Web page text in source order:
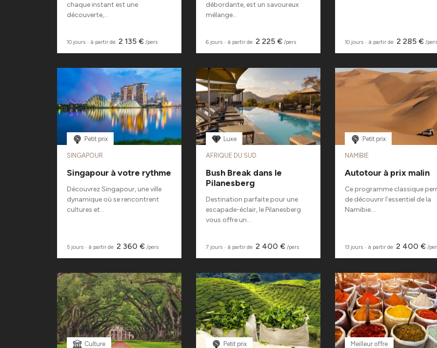
chaque instant est une
découverte,...
10 jours ‧ à partir de 2 135 € /pers
débordante, est un savoureux
mélange...
6 jours ‧ à partir de 2 225 € /pers 10 jours ‧ à partir de 2 285 € /
Petit prix
SINGAPOUR
Singapour à votre rythme
Découvrez Singapour, une ville
dynamique où se rencontrent
cultures et...
5 jours ‧ à partir de 2 360 € /pers
Luxe
AFRIQUE DU SUD
Bush Break dans le
Pilanesberg
Destination parfaite pour une
escapade-éclair, le Pilanesberg
vous offre un...
7 jours ‧ à partir de 2 400 € /pers
Petit prix
NAMIBIE
Autotour à prix malin
Ce programme classique
de découvrir l’essentiel de la
Namibie....
13 jours ‧ à partir de 2 400 € /
Culture Petit prix Meilleur offre